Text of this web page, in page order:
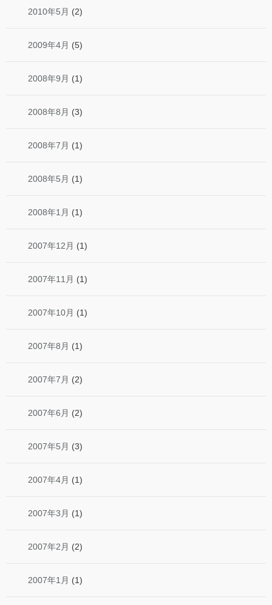
2010年5月 (2)
2009年4月 (5)
2008年9月 (1)
2008年8月 (3)
2008年7月 (1)
2008年5月 (1)
2008年1月 (1)
2007年12月 (1)
2007年11月 (1)
2007年10月 (1)
2007年8月 (1)
2007年7月 (2)
2007年6月 (2)
2007年5月 (3)
2007年4月 (1)
2007年3月 (1)
2007年2月 (2)
2007年1月 (1)